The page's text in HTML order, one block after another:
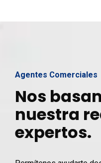
Agentes Comerciales
Nos
nuestra
expertos.